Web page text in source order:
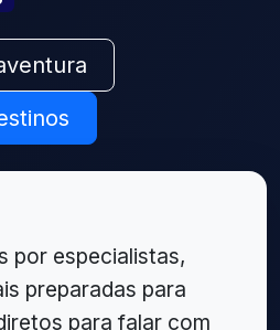
por especialistas,
preparadas para
para falar com